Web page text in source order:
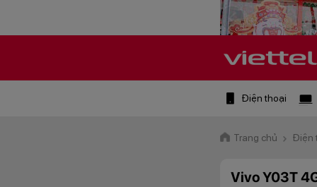
Điện thoại
Trang chủ Điện
Vivo Y03T